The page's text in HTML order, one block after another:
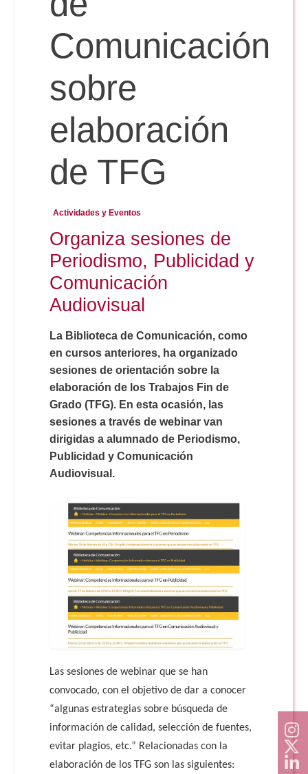
Reservas
Calendario Lectivo
Horarios
Periodismo
Comunicación Audiovisual
Doble Grado PER/CAV
Periodismo
Publicidad y RR.PP
Doble Grado PER/CAV
Secretaría Virtual
#miTFG
Boletines
Comunicación
sobre
elaboración
de TFG
Actividades y Eventos
Organiza sesiones de
Periodismo, Publicidad y
Comunicación
Audiovisual
La Biblioteca de Comunicación, como
en cursos anteriores, ha organizado
sesiones de orientación sobre la
elaboración de los Trabajos Fin de
Grado (TFG). En esta ocasión, las
sesiones a través de webinar van
dirigidas a alumnado de Periodismo,
Publicidad y Comunicación
Audiovisual.
Las sesiones de webinar que se han
convocado, con el objetivo de dar a conocer
“algunas estrategias sobre búsqueda de
información de calidad, selección de fuentes,
evitar plagios, etc.” Relacionadas con la
elaboración de los TFG son las siguientes: